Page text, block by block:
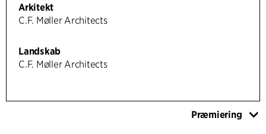
Arkitekt
C.F. Møller Architects
Landskab
C.F. Møller Architects
Præmiering